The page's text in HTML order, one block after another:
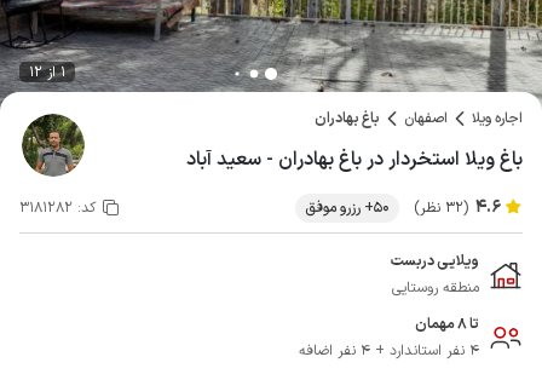
1 از 12
اجاره ویلا اصفهان باغ بهادران
باغ ویلا استخردار در باغ بهادران - سعید آباد
4.6 (32 نظر) 50+ رزرو موفق کد: 3181282
ویلایی دربست
منطقه روستایی
تا 8 مهمان
4 نفر استاندارد + 4 نفر اضافه